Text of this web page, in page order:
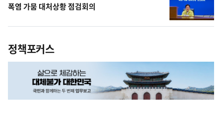
폭염 가뭄 대처상황 점검회의
정책포커스